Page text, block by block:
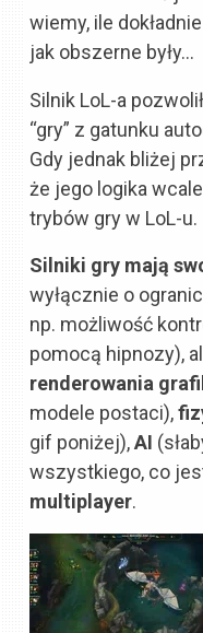
wiemy, ile
jak obszerne były…
Silnik LoL-a
“gry” z gatunku
Gdy jednak bliżej
że jego logika
trybów gry w LoL-u.
Silniki gry mają
wyłącznie o
np. możliwość
pomocą hipnozy),
renderowania
modele postaci),
gif poniżej),AI
wszystkiego, co
multiplayer.